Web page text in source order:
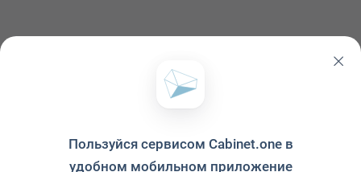
Пользуйся сервисом Cabinet.one в
удобном мобильном приложение